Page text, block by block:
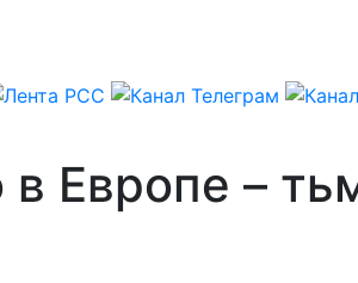
Европе –